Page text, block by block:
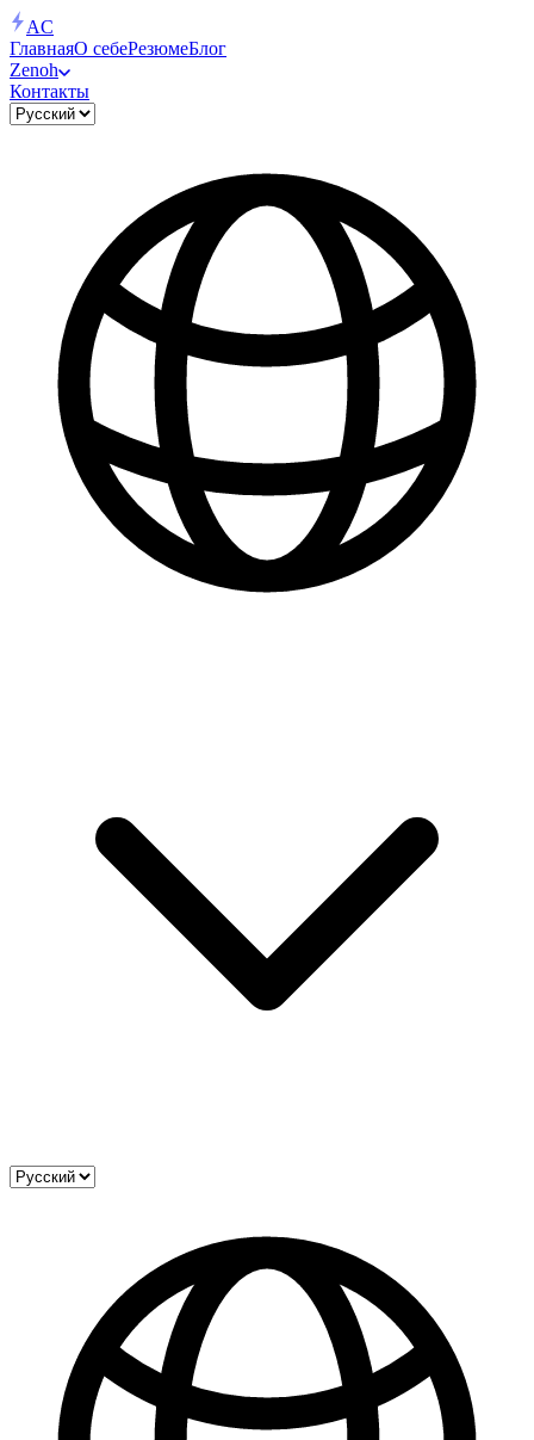
AC
ГлавнаяО себеРезюмеБлог
Zenoh
Контакты